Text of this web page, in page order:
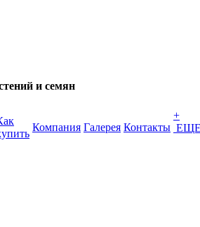
и семян
Компания Галерея Контакты
+